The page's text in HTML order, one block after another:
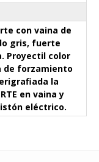
con vaina de
gris, fuerte
Proyectil color
de forzamiento
la
en vaina y
eléctrico.